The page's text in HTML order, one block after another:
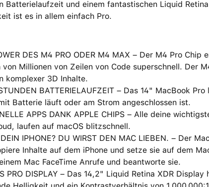
Batterielaufzeit und einem fantastischen Liquid
ist es in allem einfach Pro.
DES M4 PRO ODER M4 MAX – Der M4 Pro
von Millionen von Zeilen von Code superschnell. Der
komplexer 3D Inhalte.
BATTERIELAUFZEIT – Das 14" MacBook
Batterie läuft oder am Strom angeschlossen ist.
APPS DANK APPLE CHIPS – Alle deine
laufen auf macOS blitzschnell.
IPHONE? DU WIRST DEN MAC LIEBEN. – Der
Inhalte auf dem iPhone und setze sie auf dem
Mac FaceTime Anrufe und beantworte sie.
PRO DISPLAY – Das 14,2" Liquid Retina XDR